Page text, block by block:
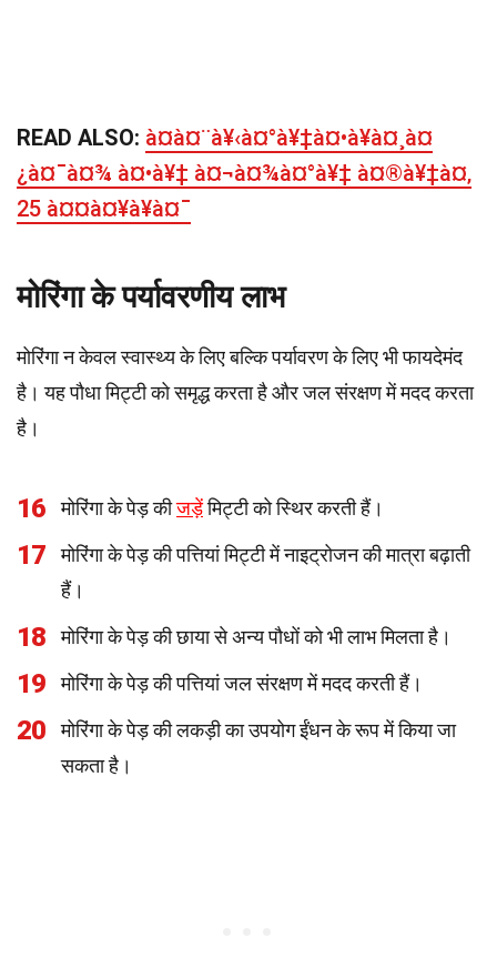
READ ALSO: à¤à¤¨à¥‹à¤°à¥‡à¤•à¥à¤¸à¤
¿à¤¯à¤¾ à¤•à¥‡ à¤¬à¤¾à¤°à¥‡ à¤®à¥‡à¤‚
25 à¤¤à¤¥à¥à¤¯
मोरिंगा के पर्यावरणीय लाभ
मोरिंगा न केवल स्वास्थ्य के लिए बल्कि पर्यावरण के लिए भी फायदेमंद
है। यह पौधा मिट्टी को समृद्ध करता है और जल संरक्षण में मदद करता
है।
16 मोरिंगा के पेड़ कीजड़ेंमिट्टी को स्थिर करती हैं।
17
मोरिंगा के पेड़ की पत्तियां मिट्टी में नाइट्रोजन की मात्रा बढ़ाती
हैं।
18 मोरिंगा के पेड़ की छाया से अन्य पौधों को भी लाभ मिलता है।
19 मोरिंगा के पेड़ की पत्तियां जल संरक्षण में मदद करती हैं।
20
मोरिंगा के पेड़ की लकड़ी का उपयोग ईंधन के रूप में किया जा
सकता है।